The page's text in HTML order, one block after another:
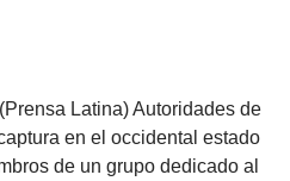
Latina) Autoridades de
en el occidental estado
de un grupo dedicado al